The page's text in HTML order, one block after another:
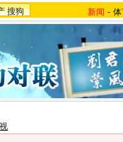
搜狗 新闻 -